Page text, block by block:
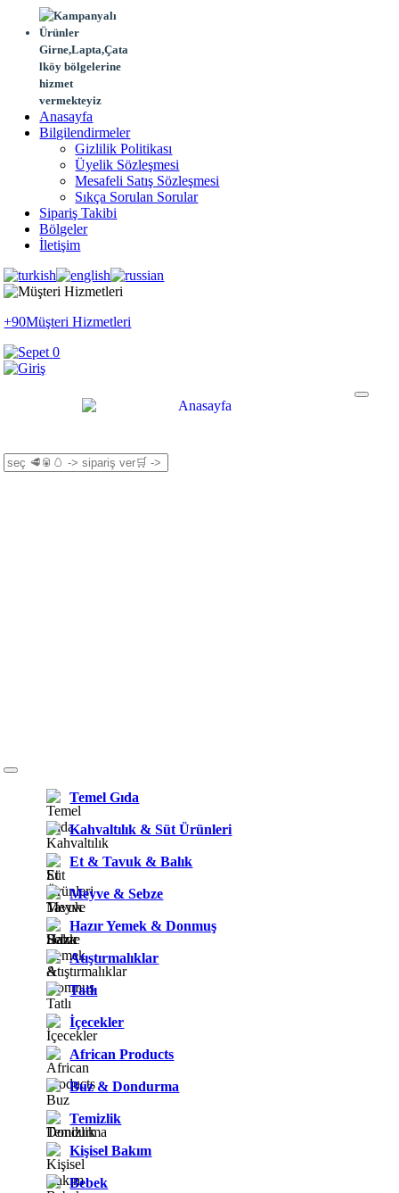
Girne,Lapta,Çata
lköy bölgelerine
hizmet
vermekteyiz
Anasayfa
Bilgilendirmeler
Gizlilik Politikası
Üyelik Sözleşmesi
Mesafeli Satış Sözleşmesi
Sıkça Sorulan Sorular
Sipariş Takibi
Bölgeler
İletişim
+90Müşteri Hizmetleri
0
Temel Gıda
Kahvaltılık & Süt Ürünleri
Et & Tavuk & Balık
Meyve & Sebze
Hazır Yemek & Donmuş
Atıştırmalıklar
Tatlı
İçecekler
African Products
Buz & Dondurma
Temizlik
Kişisel Bakım
Bebek